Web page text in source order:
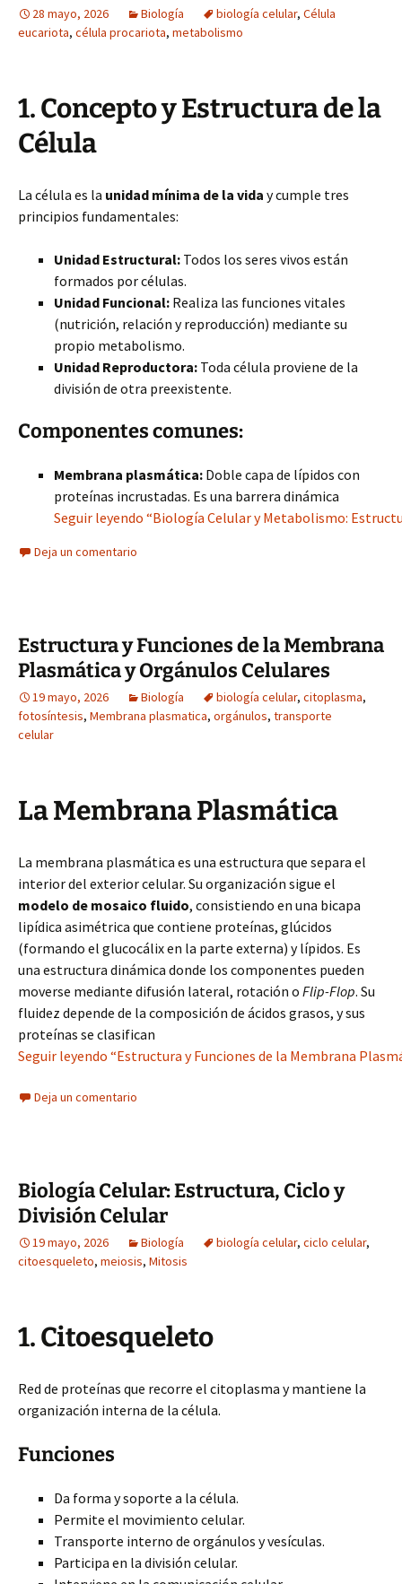
28 mayo, 2026 Biología biología celular, Célula
eucariota, célula procariota, metabolismo
1. Concepto y Estructura de la
Célula
La célula es la unidad mínima de la vida y cumple tres
principios fundamentales:
Unidad Estructural: Todos los seres vivos están
formados por células.
Unidad Funcional: Realiza las funciones vitales
(nutrición, relación y reproducción) mediante su
propio metabolismo.
Unidad Reproductora: Toda célula proviene de la
división de otra preexistente.
Componentes comunes:
Membrana plasmática: Doble capa de lípidos con
proteínas incrustadas. Es una barrera dinámica
Seguir leyendo “Biología Celular y Metabolismo:
Deja un comentario
Estructura y Funciones de la Membrana
Plasmática y Orgánulos Celulares
19 mayo, 2026 Biología biología celular, citoplasma,
fotosíntesis, Membrana plasmatica, orgánulos, transporte
celular
La Membrana Plasmática
La membrana plasmática es una estructura que separa el
interior del exterior celular. Su organización sigue el
modelo de mosaico fluido, consistiendo en una bicapa
lipídica asimétrica que contiene proteínas, glúcidos
(formando el glucocálix en la parte externa) y lípidos. Es
una estructura dinámica donde los componentes pueden
moverse mediante difusión lateral, rotación o Flip-Flop. Su
fluidez depende de la composición de ácidos grasos, y sus
proteínas se clasifican
Seguir leyendo “Estructura y Funciones de la Membrana
Deja un comentario
Biología Celular: Estructura, Ciclo y
División Celular
19 mayo, 2026 Biología biología celular, ciclo celular,
citoesqueleto, meiosis, Mitosis
1. Citoesqueleto
Red de proteínas que recorre el citoplasma y mantiene la
organización interna de la célula.
Funciones
Da forma y soporte a la célula.
Permite el movimiento celular.
Transporte interno de orgánulos y vesículas.
Participa en la división celular.